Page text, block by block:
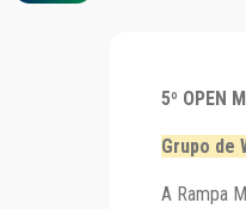
5º OPEN
Grupo de
A Rampa